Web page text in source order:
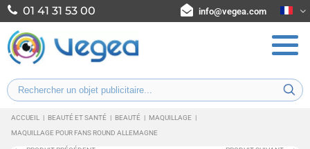
01 41 31 53 00 info@vegea.com
ACCUEIL | BEAUTÉ ET SANTÉ | BEAUTÉ | MAQUILLAGE |
MAQUILLAGE POUR FANS ROUND ALLEMAGNE